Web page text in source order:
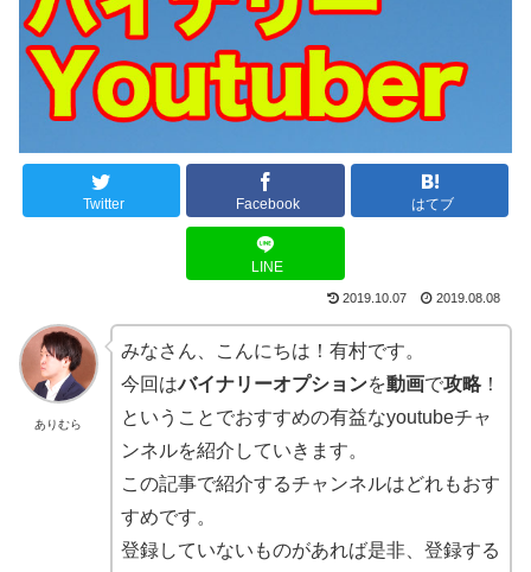
Twitter Facebook はてブ
LINE
2019.10.07 2019.08.08
ありむら
みなさん、こんにちは！有村です。
今回はバイナリーオプションを動画で攻略！
ということでおすすめの有益なyoutubeチャ
ンネルを紹介していきます。
この記事で紹介するチャンネルはどれもおす
すめです。
登録していないものがあれば是非、登録する